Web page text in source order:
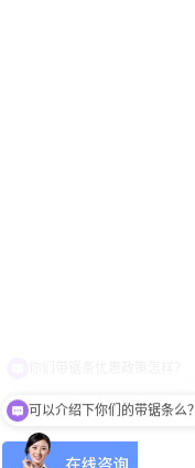
可以介绍下你们的带锯条么？